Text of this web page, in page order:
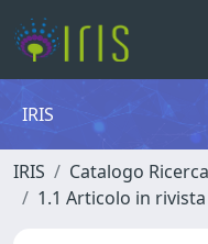
IRIS
IRIS Catalogo Ricerca
1.1 Articolo in rivista